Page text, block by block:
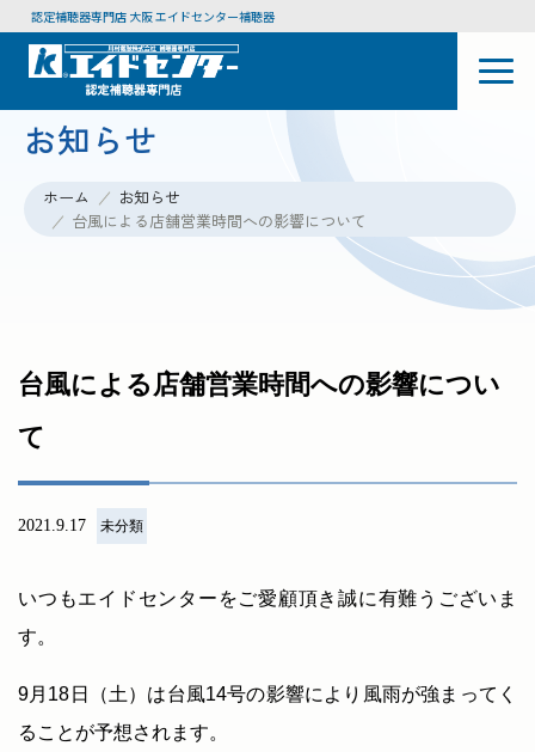
認定補聴器専門店 大阪 エイドセンター補聴器
お知らせ
ホーム
お知らせ
台風による店舗営業時間への影響について
台風による店舗営業時間への影響につい
て
2021.9.17 未分類
いつもエイドセンターをご愛顧頂き誠に有難うございま
す。
9月18日（土）は台風14号の影響により風雨が強まってく
ることが予想されます。